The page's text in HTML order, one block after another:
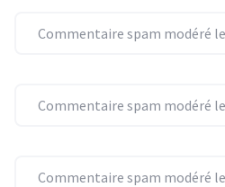
Commentaire spam modéré
Commentaire spam modéré
Commentaire spam modéré